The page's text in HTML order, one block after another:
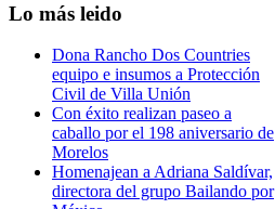
Lo más leido
Dona Rancho Dos Countries
equipo e insumos a Protección
Civil de Villa Unión
Con éxito realizan paseo a
caballo por el 198 aniversario de
Morelos
Homenajean a Adriana Saldívar,
directora del grupo Bailando por